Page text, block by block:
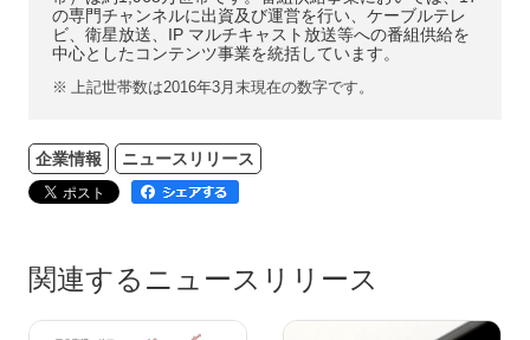
の専門チャンネルに出資及び運営を行い、ケーブルテレ
ビ、衛星放送、IP マルチキャスト放送等への番組供給を
中心としたコンテンツ事業を統括しています。
※ 上記世帯数は2016年3月末現在の数字です。
企業情報 ニュースリリース
関連するニュースリリース